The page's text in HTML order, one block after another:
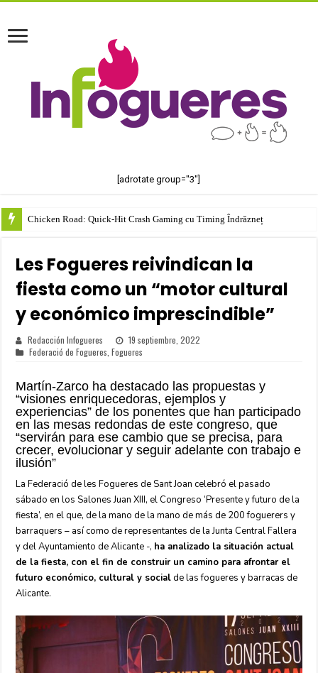
[adrotate group="3"]
Chicken Road: Quick‑Hit Crash Gaming cu Timing Îndrăzneț
Les Fogueres reivindican la
fiesta como un “motor cultural
y económico imprescindible”
Redacción Infogueres
19 septiembre, 2022
Federació de Fogueres ,Fogueres
Martín-Zarco ha destacado las propuestas y
“visiones enriquecedoras, ejemplos y
experiencias” de los ponentes que han participado
en las mesas redondas de este congreso, que
“servirán para ese cambio que se precisa, para
crecer, evolucionar y seguir adelante con trabajo e
ilusión”
La Federació de les Fogueres de Sant Joan celebró el pasado
sábado en los Salones Juan XIII, el Congreso ‘Presente y futuro de la
fiesta’, en el que, de la mano de la mano de más de 200 foguerers y
barraquers – así como de representantes de la Junta Central Fallera
y del Ayuntamiento de Alicante -, ha analizado la situación actual
de la fiesta, con el fin de construir un camino para afrontar el
futuro económico, cultural y socialde las fogueres y barracas de
Alicante.